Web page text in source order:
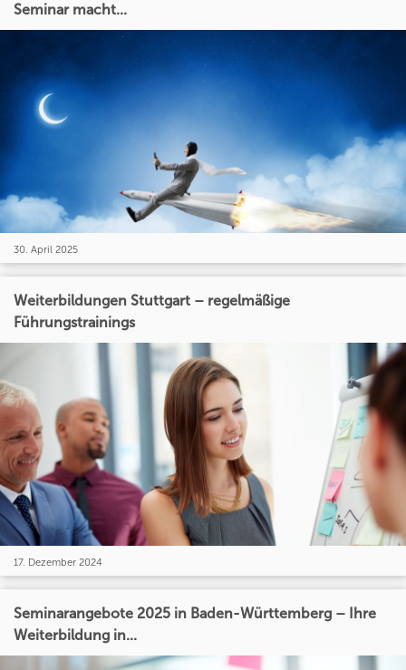
Seminar macht...
30. April 2025
Weiterbildungen Stuttgart – regelmäßige
Führungstrainings
17. Dezember 2024
Seminarangebote 2025 in Baden-Württemberg – Ihre
Weiterbildung in...